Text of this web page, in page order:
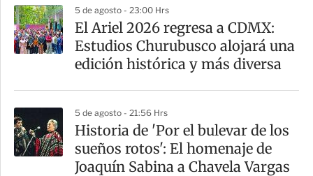
5 de agosto - 23:00 Hrs
El Ariel 2026 regresa a CDMX:
Estudios Churubusco alojará una
edición histórica y más diversa
5 de agosto - 21:56 Hrs
Historia de 'Por el bulevar de los
sueños rotos': El homenaje de
Joaquín Sabina a Chavela Vargas